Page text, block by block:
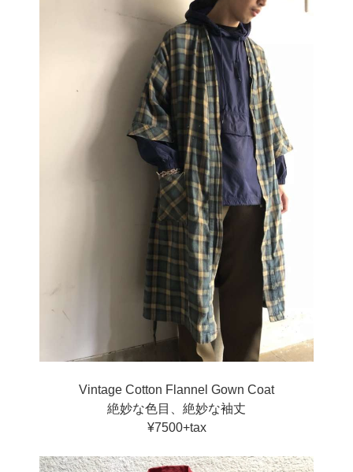
Vintage Cotton Flannel Gown Coat
絶妙な色目、絶妙な袖丈
¥7500+tax